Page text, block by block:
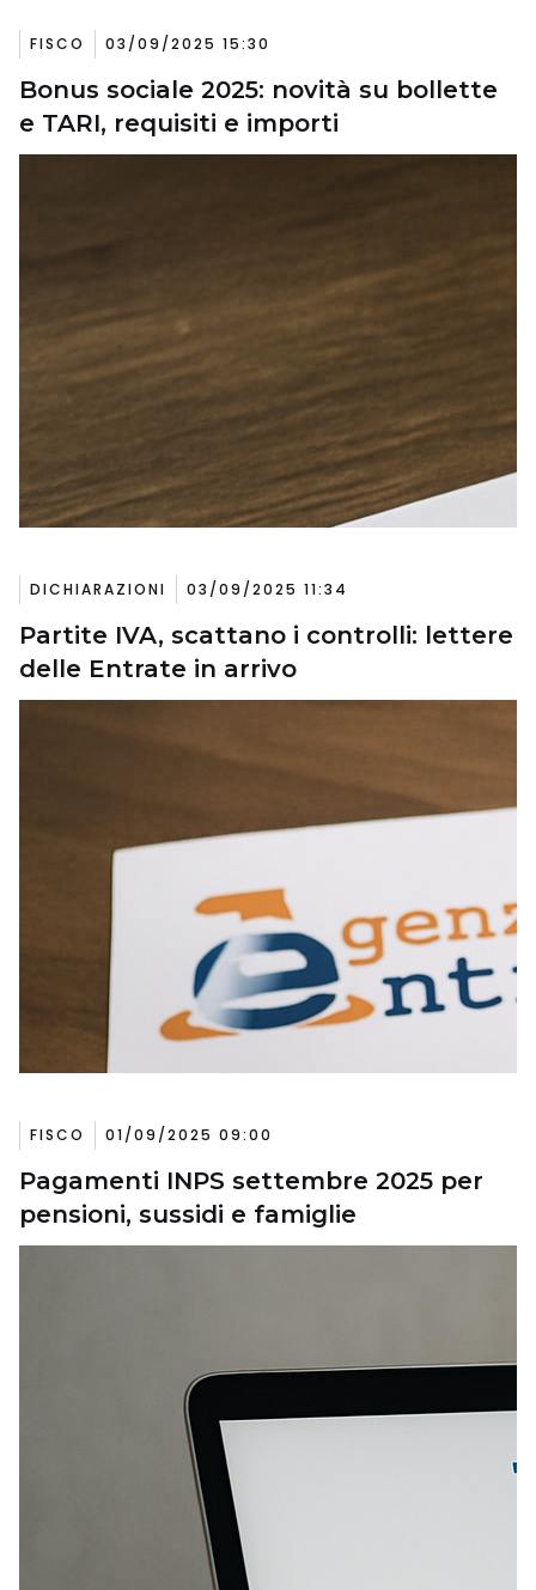
FISCO 03/09/2025 15:30
Bonus sociale 2025: novità su bollette
e TARI, requisiti e importi
DICHIARAZIONI 03/09/2025 11:34
Partite IVA, scattano i controlli: lettere
delle Entrate in arrivo
FISCO 01/09/2025 09:00
Pagamenti INPS settembre 2025 per
pensioni, sussidi e famiglie